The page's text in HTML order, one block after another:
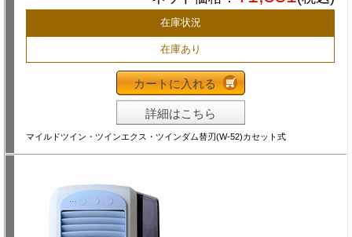
在庫状況
在庫あり
カートに入れる
詳細はこちら
マイルドツイン・ツインエクス・ツインダム替刃(W-52)カセット式